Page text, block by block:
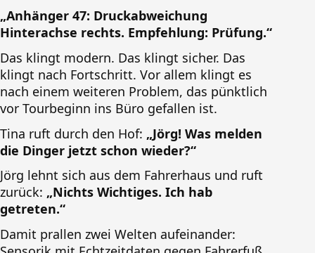
„Anhänger 47: Druckabweichung
Hinterachse rechts. Empfehlung: Prüfung.“
Das klingt modern. Das klingt sicher. Das
klingt nach Fortschritt. Vor allem klingt es
nach einem weiteren Problem, das pünktlich
vor Tourbeginn ins Büro gefallen ist.
Tina ruft durch den Hof: „Jörg! Was melden
die Dinger jetzt schon wieder?“
Jörg lehnt sich aus dem Fahrerhaus und ruft
zurück: „Nichts Wichtiges. Ich hab
getreten.“
Damit prallen zwei Welten aufeinander: